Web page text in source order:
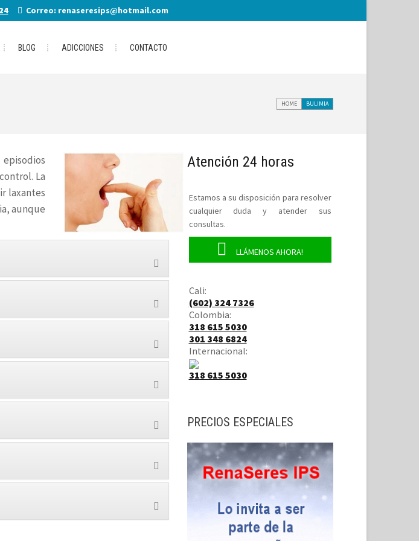
Correo: renaseresips@hotmail.com
BLOG ADICCIONES CONTACTO
HOME BULIMIA
La
laxantes
aunque
Atención 24 horas
Estamos a su disposición para resolver
cualquier duda y atender sus
consultas.
LLÁMENOS AHORA!
Cali:
(602) 324 7326
Colombia:
318 615 5030
301 348 6824
Internacional:
318 615 5030
PRECIOS ESPECIALES